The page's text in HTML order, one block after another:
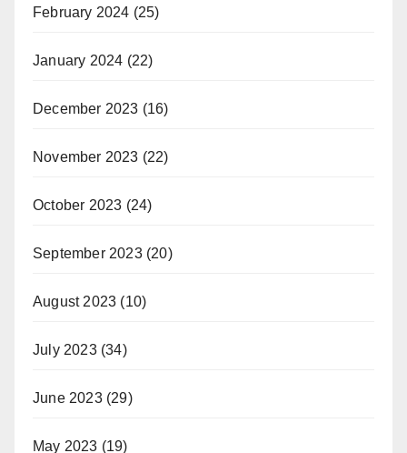
February 2024 (25)
January 2024 (22)
December 2023 (16)
November 2023 (22)
October 2023 (24)
September 2023(20)
August 2023 (10)
July 2023(34)
June 2023(29)
May 2023 (19)